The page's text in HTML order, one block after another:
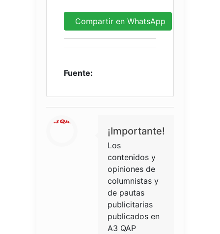
Compartir en WhatsApp
Fuente:
¡Importante!
Los
contenidos y
opiniones de
columnistas y
de pautas
publicitarias
publicados en
A3 QAP